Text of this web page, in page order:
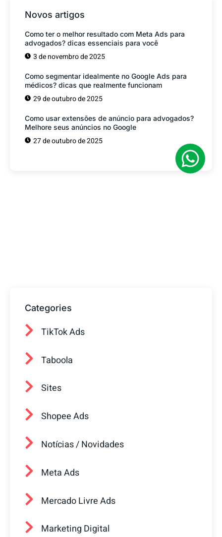
Novos artigos
Como ter o melhor resultado com Meta Ads para
advogados? dicas essenciais para você
3 de novembro de 2025
Como segmentar idealmente no Google Ads para
médicos? dicas que realmente funcionam
29 de outubro de 2025
Como usar extensões de anúncio para advogados?
Melhore seus anúncios no Google
27 de outubro de 2025
Categories
TikTok Ads
Taboola
Sites
Shopee Ads
Notícias / Novidades
Meta Ads
Mercado Livre Ads
Marketing Digital